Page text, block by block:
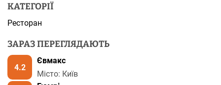
КАТЕГОРІЇ
Ресторан
ЗАРАЗ ПЕРЕГЛЯДАЮТЬ
4.2
Євмакс
Місто: Київ